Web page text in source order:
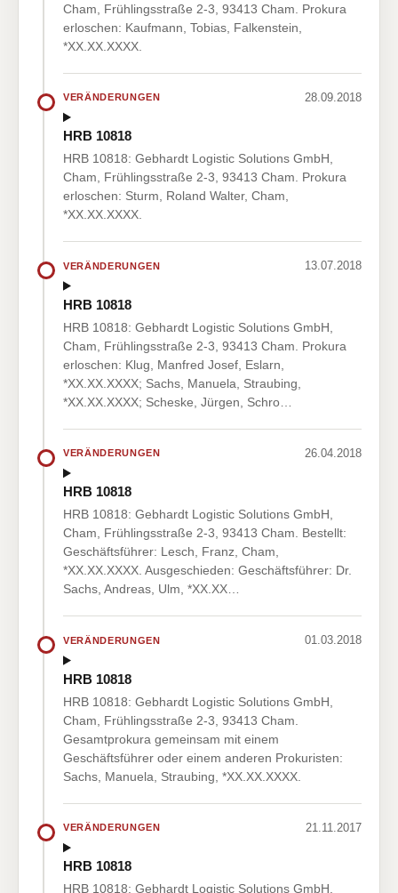
Cham, Frühlingsstraße 2-3, 93413 Cham. Prokura
erloschen: Kaufmann, Tobias, Falkenstein,
*XX.XX.XXXX.
VERÄNDERUNGEN 28.09.2018
HRB 10818
HRB 10818: Gebhardt Logistic Solutions GmbH,
Cham, Frühlingsstraße 2-3, 93413 Cham. Prokura
erloschen: Sturm, Roland Walter, Cham,
*XX.XX.XXXX.
VERÄNDERUNGEN 13.07.2018
HRB 10818
HRB 10818: Gebhardt Logistic Solutions GmbH,
Cham, Frühlingsstraße 2-3, 93413 Cham. Prokura
erloschen: Klug, Manfred Josef, Eslarn,
*XX.XX.XXXX; Sachs, Manuela, Straubing,
*XX.XX.XXXX; Scheske, Jürgen, Schro…
VERÄNDERUNGEN 26.04.2018
HRB 10818
HRB 10818: Gebhardt Logistic Solutions GmbH,
Cham, Frühlingsstraße 2-3, 93413 Cham. Bestellt:
Geschäftsführer: Lesch, Franz, Cham,
*XX.XX.XXXX. Ausgeschieden: Geschäftsführer: Dr.
Sachs, Andreas, Ulm, *XX.XX…
VERÄNDERUNGEN 01.03.2018
HRB 10818
HRB 10818: Gebhardt Logistic Solutions GmbH,
Cham, Frühlingsstraße 2-3, 93413 Cham.
Gesamtprokura gemeinsam mit einem
Geschäftsführer oder einem anderen Prokuristen:
Sachs, Manuela, Straubing, *XX.XX.XXXX.
VERÄNDERUNGEN 21.11.2017
HRB 10818
HRB 10818: Gebhardt Logistic Solutions GmbH,